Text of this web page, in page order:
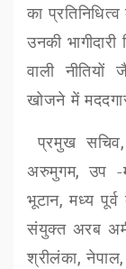
का
उनकी
वाली
खोजने में
प्रमुख सचिव
अरुमुगम,उप -
भूटान,मध्य पूर्व
संयुक्त अरब
श्रीलंका,नेपाल